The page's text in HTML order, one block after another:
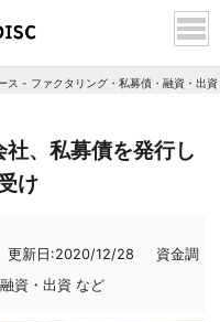
ス - ファクタリング・私募債・融資・出
、私募債を発行し
け
新日:2020/12/28
資金調
資・出資 など